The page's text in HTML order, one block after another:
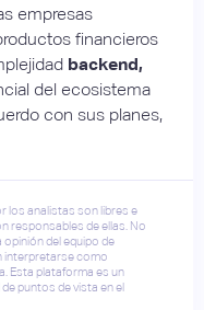
empresas
financieros
backend,
del ecosistema
con sus planes,
los analistas son libres e
responsables de ellas. No
del equipo de
interpretarse como
Esta plataforma es un
puntos de vista en el